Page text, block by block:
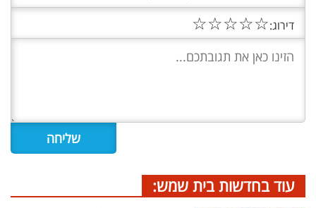
דירוג:☆
☆
☆
☆
☆
עוד בחדשות בית שמש: